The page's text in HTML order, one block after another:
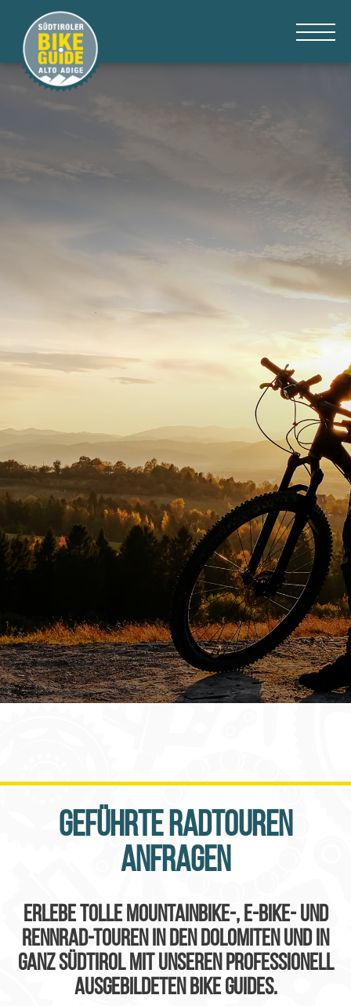
Geführte Radtouren
anfragen
Erlebe tolle Mountainbike-, E-Bike- und
Rennrad-Touren in den Dolomiten und in
ganz Südtirol mit unseren professionell
ausgebildeten Bike Guides.